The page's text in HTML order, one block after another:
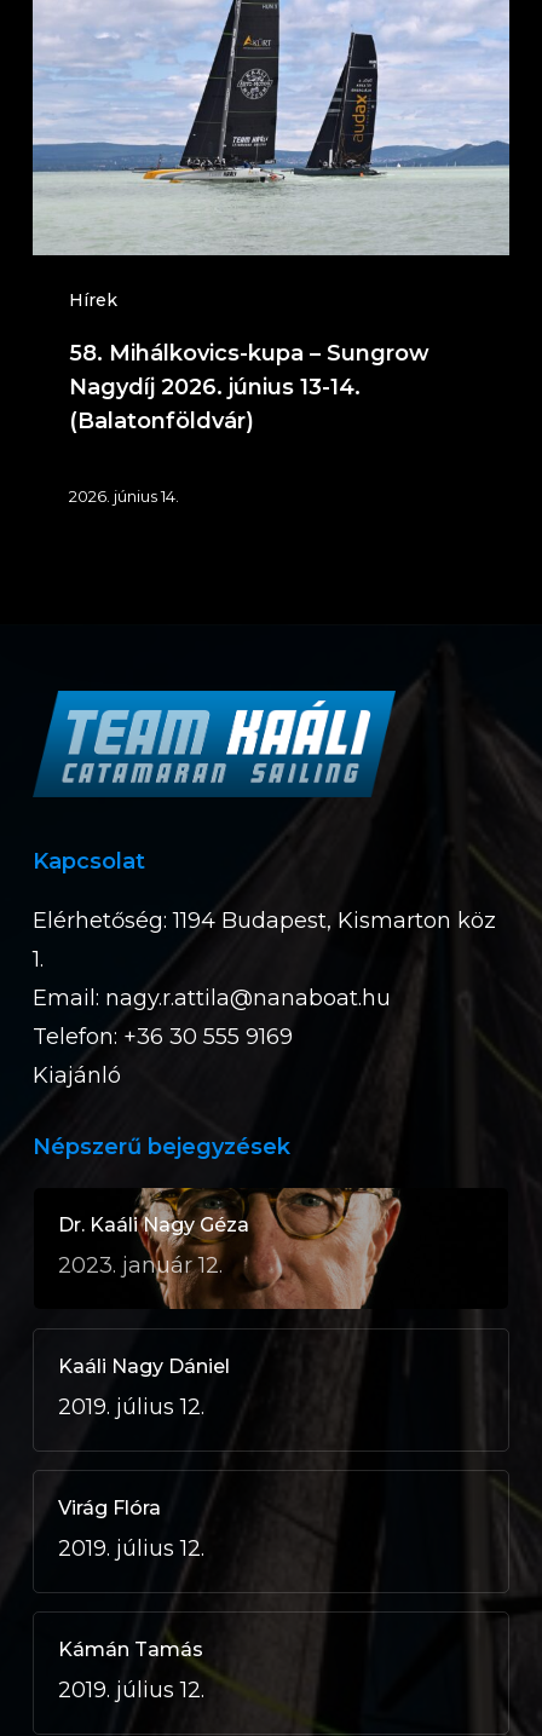
Hírek
kupa
–
Sungrow
Nagydíj
2026.
június
13-
(Balatonföldvár)
58. Mihálkovics-kupa – Sungrow
Nagydíj 2026. június 13-14.
(Balatonföldvár)
2026. június 14.
Kapcsolat
Elérhetőség: 1194 Budapest, Kismarton köz
1.
Email: nagy.r.attila@nanaboat.hu
Telefon: +36 30 555 9169
Kiajánló
Népszerű bejegyzések
Dr. Kaáli Nagy Géza
2023. január 12.
Kaáli Nagy Dániel
2019. július 12.
Virág Flóra
2019. július 12.
Kámán Tamás
2019. július 12.